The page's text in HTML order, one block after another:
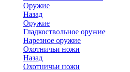
Оружие
Назад
Оружие
Гладкоствольное оружие
Нарезное оружие
Охотничьи ножи
Назад
Охотничьи ножи